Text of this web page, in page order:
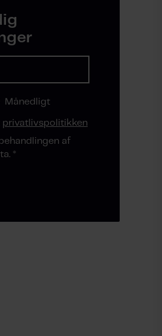
Månedligt
privatlivspolitikken
af
*